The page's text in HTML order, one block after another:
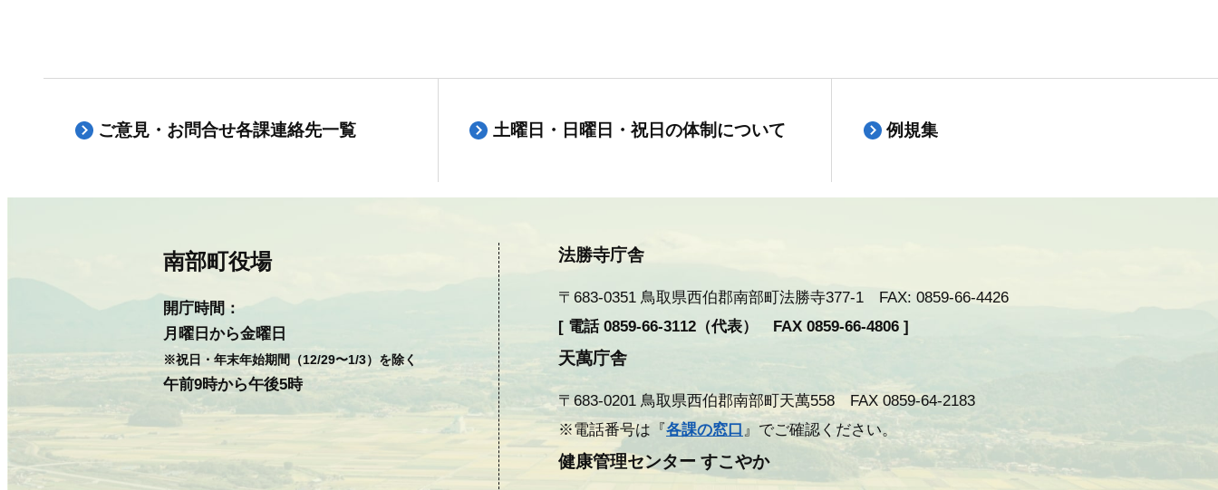
ご意見・お問合せ各課連絡先一覧 土曜日・日曜日・祝日の体制について 例規集
南部町役場
開庁時間：
月曜日から金曜日
※祝日・年末年始期間（12/29〜1/3）を除く
午前9時から午後5時
法勝寺庁舎
〒683-0351 鳥取県西伯郡南部町法勝寺377-1 FAX: 0859-66-4426
[ 電話 0859-66-3112（代表） FAX 0859-66-4806 ]
天萬庁舎
〒683-0201 鳥取県西伯郡南部町天萬558 FAX 0859-64-2183
※電話番号は『各課の窓口 』でご確認ください。
健康管理センター すこやか